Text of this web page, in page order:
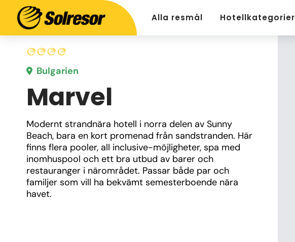
Alla resmål Hotellkategorier
Bulgarien
Marvel
Modernt strandnära hotell i norra delen av Sunny
Beach, bara en kort promenad från sandstranden. Här
finns flera pooler, all inclusive-möjligheter, spa med
inomhuspool och ett bra utbud av barer och
restauranger i närområdet. Passar både par och
familjer som vill ha bekvämt semesterboende nära
havet.